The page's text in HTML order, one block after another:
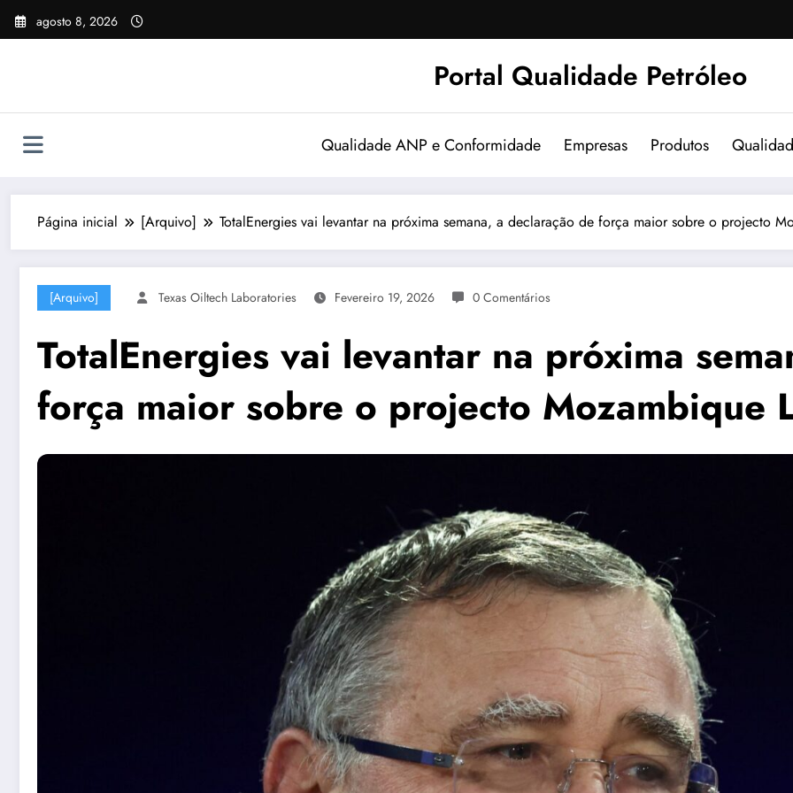
Pular
para
agosto 8, 2026
Portal Qualidade Petróleo
Qualidade ANP e Conformidade Empresas Produtos
Página inicial [Arquivo] TotalEnergies vai levantar na próxima semana, a declaração de força maior sobre o projecto
[Arquivo] Texas Oiltech Laboratories Fevereiro 19, 2026 0 Comentários
TotalEnergies vai levantar na próxima
força maior sobre o projecto Mozambique